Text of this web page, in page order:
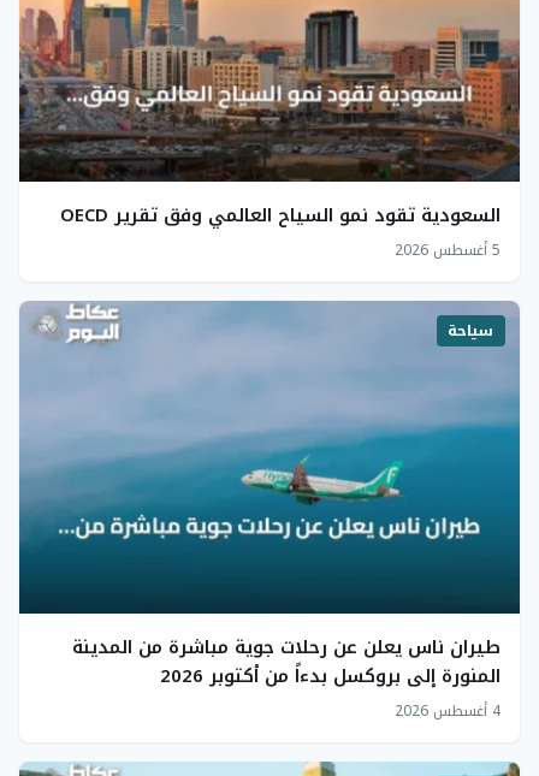
السعودية تقود نمو السياح العالمي وفق تقرير OECD
5 أغسطس 2026
سياحة
طيران ناس يعلن عن رحلات جوية مباشرة من المدينة
المنورة إلى بروكسل بدءاً من أكتوبر 2026
4 أغسطس 2026